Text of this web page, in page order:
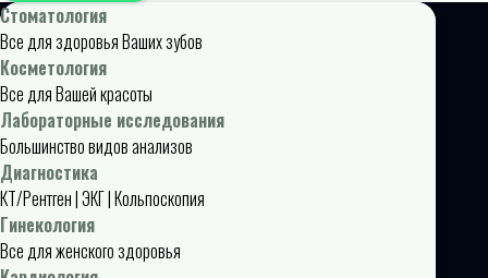
Стоматология
Все для здоровья Ваших зубов
Косметология
Все для Вашей красоты
Лабораторные исследования
Большинство видов анализов
Диагностика
КТ/Рентген | ЭКГ | Кольпоскопия
Гинекология
Все для женского здоровья